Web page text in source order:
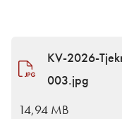
KV-2026-
003.jpg
14,94 MB